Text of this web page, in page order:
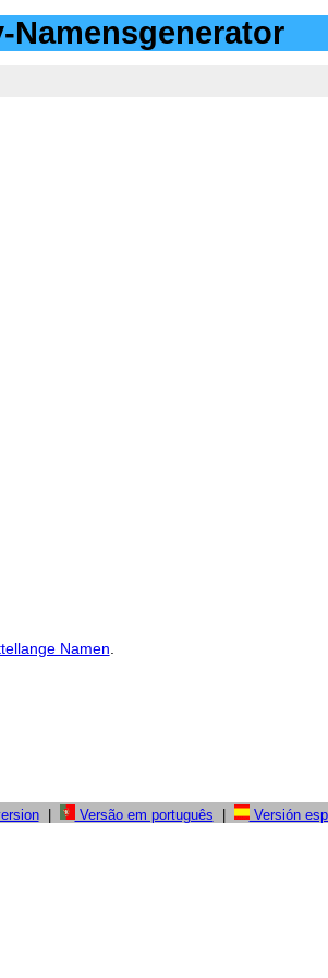
Namensgenerator
Namen
| Versão em português | Versión